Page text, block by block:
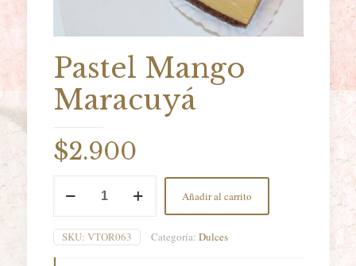
Pastel Mango
Maracuyá
$2.900
Mango
cantidad
Añadir al carrito
SKU: VTOR063 Categoría: Dulces